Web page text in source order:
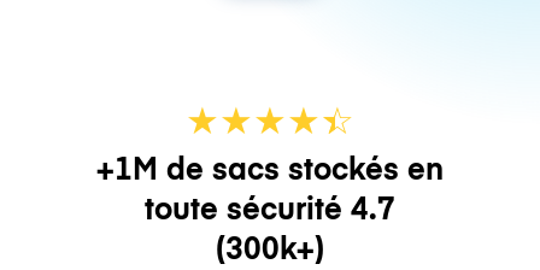
★★★★☆
★
+1M de sacs stockés en
toute sécurité 4.7
(300k+)